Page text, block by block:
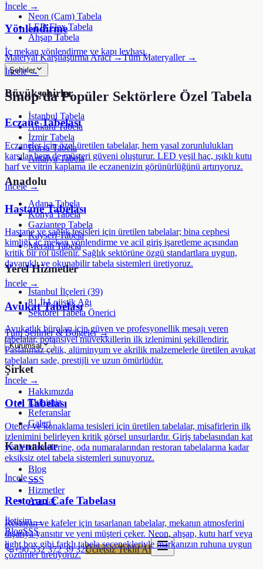
Neon (Cam) Tabela
LED Flex Tabela
Ahşap Tabela
Materyal Karşılaştırma Aracı →Tüm Materyaller →
Şehirler
Büyükşehirler
İstanbul Tabela
Ankara Tabela
İzmir Tabela
Bursa Tabela
Antalya Tabela
Anadolu
Adana Tabela
Konya Tabela
Gaziantep Tabela
Kayseri Tabela
Mersin Tabela
Yerel Hizmetler
İstanbul İlçeleri (39)
81 İl Lojistik Ağı
Sektörel Tabela Önerici
Tüm Şehirler & Bölgeler →
Kurumsal
Şirket
Hakkımızda
Ekibimiz
Referanslar
Galeri
Kaynaklar
Blog
SSS
Hizmetler
Araçlar
İletişim →
BlogSSS
+90 532 372 39 32Ücretsiz Teklif Al
İncele →
Yönlendirme
İç mekan yönlendirme ve kapı levhası.
İncele →
Sinop'da Popüler Sektörlere Özel Tabela
Eczane Tabelası
Eczaneler için özel üretilen tabelalar, hem yasal zorunlulukları
karşılar hem de müşteri güveni oluşturur. LED yeşil haç, ışıklı kutu
harf ve vitrin kaplama ile eczanenizin görünürlüğünü artırıyoruz.
İncele →
Hastane Tabelası
Hastane ve sağlık tesisleri için üretilen tabelalar; bina cephesi
kimliği, iç mekan yönlendirme ve acil giriş işaretleme açısından
kritik bir rol üstlenir. Sağlık sektörüne özgü standartlara uygun,
dayanıklı ve okunabilir tabela sistemleri üretiyoruz.
İncele →
Avukat Tabelası
Avukatlık büroları için güven ve profesyonellik mesajı veren
tabelalar, potansiyel müvekkillerin ilk izlenimini şekillendirir.
Paslanmaz çelik, alüminyum ve akrilik malzemelerle üretilen avukat
tabelaları sade, prestijli ve uzun ömürlüdür.
İncele →
Otel Tabelası
Oteller ve konaklama tesisleri için üretilen tabelalar, misafirlerin ilk
izlenimini belirleyen kritik görsel unsurlardır. Giriş tabelasından kat
yönlendirmelerine, oda numaralarından restoran tabelalarına kadar
eksiksiz otel tabela sistemleri sunuyoruz.
İncele →
Restoran Cafe Tabelası
Restoran ve kafeler için tasarlanan tabelalar, mekanın atmosferini
dışarıya yansıtır ve yeni müşteri çeker. Neon, ahşap, kutu harf veya
light box gibi farklı tabela seçenekleriyle markanızın ruhuna uygun
çözümler üretiyoruz.